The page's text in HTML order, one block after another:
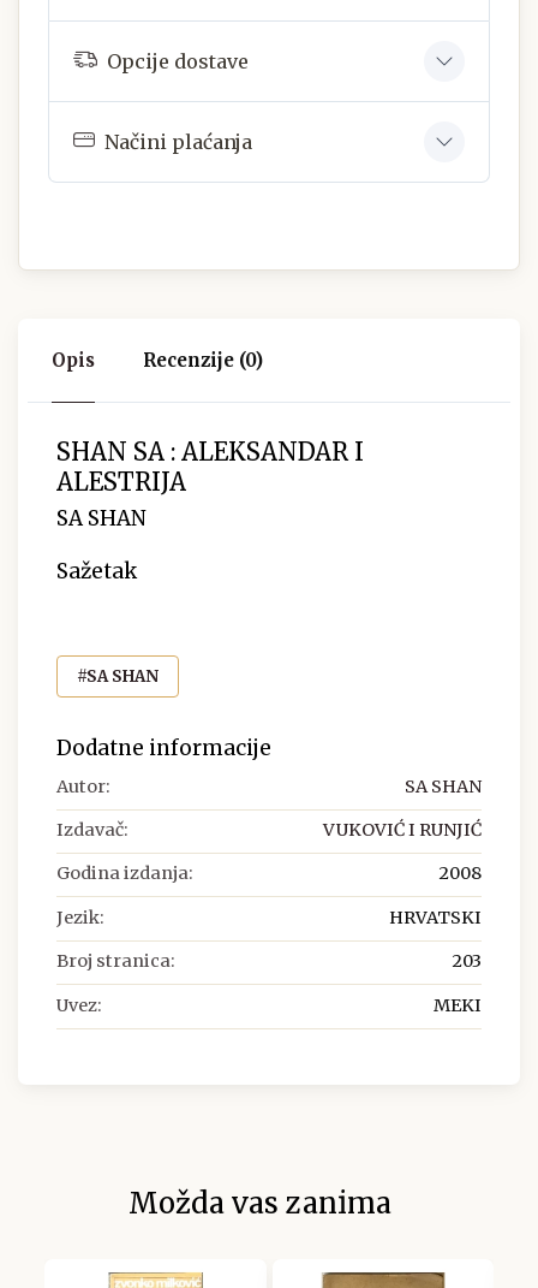
Opcije dostave
Načini plaćanja
Opis Recenzije (0)
SHAN SA : ALEKSANDAR I
ALESTRIJA
SA SHAN
Sažetak
#SA SHAN
Dodatne informacije
Autor: SA SHAN
Izdavač: VUKOVIĆ I RUNJIĆ
Godina izdanja: 2008
Jezik: HRVATSKI
Broj stranica: 203
Uvez: MEKI
Možda vas zanima